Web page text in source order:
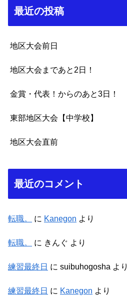
最近の投稿
地区大会前日
地区大会まであと2日！
金賞・代表！からのあと3日！
東部地区大会【中学校】
地区大会直前
最近のコメント
転職。 に Kanegon より
転職。 に きんぐ より
練習最終日 に suibuhogosha より
練習最終日 に Kanegon より